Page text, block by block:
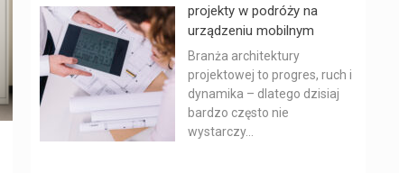
projekty w podróży na
urządzeniu mobilnym
Branża architektury
projektowej to progres, ruch i
dynamika – dlatego dzisiaj
bardzo często nie
wystarczy...